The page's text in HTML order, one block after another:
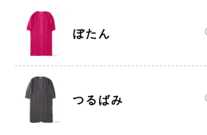
ぼたん
つるばみ